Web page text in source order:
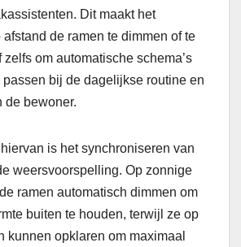
Dit maakt het
de ramen te dimmen of te
om automatische schema’s
bij de dagelijkse routine en
de bewoner.
is het synchroniseren van
weersvoorspelling. Op zonnige
ramen automatisch dimmen om
buiten te houden, terwijl ze op
kunnen opklaren om maximaal